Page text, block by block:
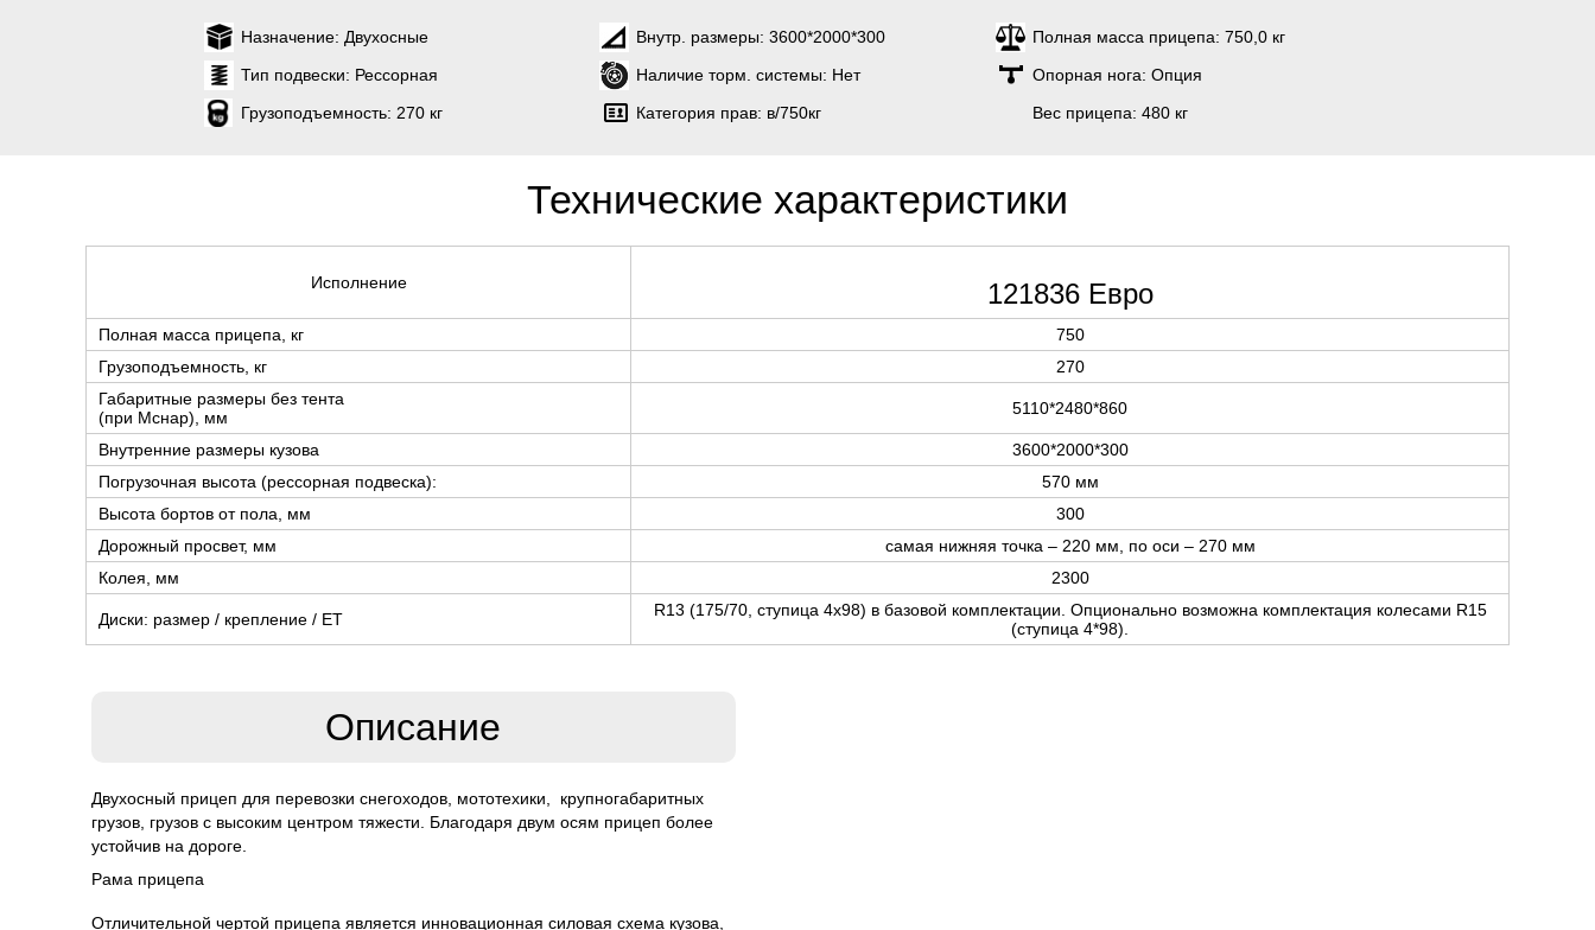
Назначение: Двухосные Внутр. размеры:3600*2000*300 Полная масса прицепа: 750,0 кг
Тип подвески: Рессорная Наличие торм. системы: Нет Опорная нога: Опция
Грузоподъемность: 270 кг Категория прав: в/750кг Вес прицепа: 480 кг
Технические характеристики
Исполнение 121836 Евро
Полная масса прицепа, кг
750
Грузоподъемность, кг
270
Габаритные размеры без тента
(при Мснар), мм
5110*2480*860
Внутренние размеры кузова
3600*2000*300
Погрузочная высота (рессорная подвеска):
570 мм
Высота бортов от пола, мм
300
Дорожный просвет, мм
самая нижняя точка – 220 мм, по оси – 270 мм
Колея, мм
2300
Диски: размер / крепление / ЕТ
R13 (175/70, ступица 4х98) в базовой комплектации. Опционально возможна комплектация колесами R15
(ступица 4*98).
Описание
Двухосный прицеп для перевозки снегоходов, мототехики, крупногабаритных
грузов, грузов с высоким центром тяжести. Благодаря двум осям прицеп более
устойчив на дороге.
Рама прицепа
Отличительной чертой прицепа является инновационная силовая схема кузова,